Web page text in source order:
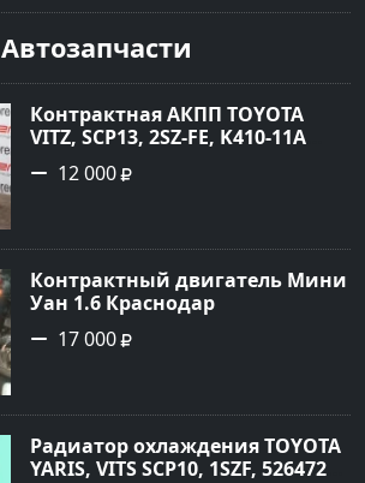
сайте Авторынок23
Автозапчасти
Контрактная АКПП TOYOTA
VITZ, SCP13, 2SZ-FE, K410-11A
Ростов
12 000
Контрактный двигатель Мини
Уан 1.6 Краснодар
17 000
Радиатор охлаждения TOYOTA
YARIS, VITS SCP10, 1SZF, 5264720